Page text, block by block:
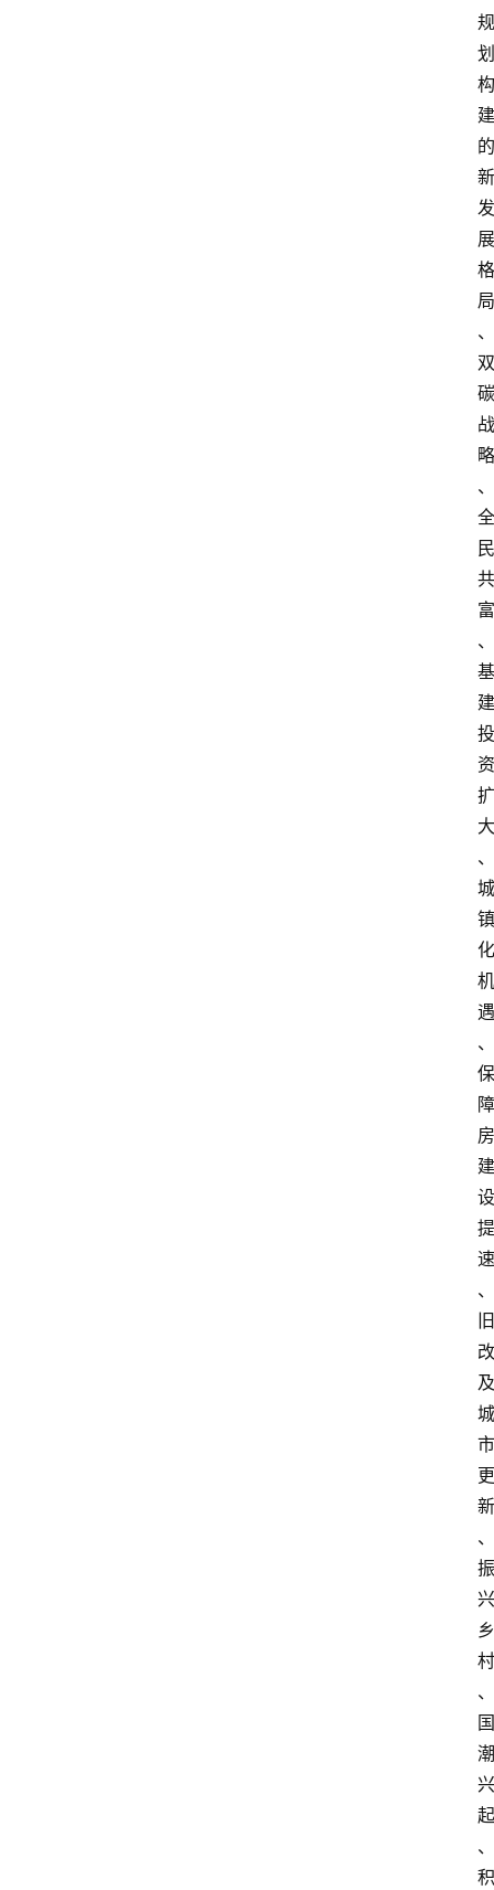
规
划
构
建
的
新
发
展
格
局
、
双
碳
战
略
、
全
民
共
富
、
基
建
投
资
扩
大
、
城
镇
化
机
遇
、
保
障
房
建
设
提
速
、
旧
改
及
城
市
更
新
、
振
兴
乡
村
、
国
潮
兴
起
、
积